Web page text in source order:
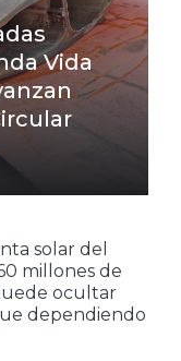
Vida
solar del
millones de
ocultar
dependiendo